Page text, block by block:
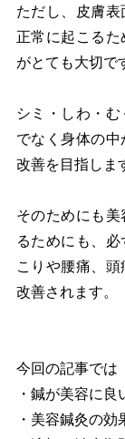
ただし、皮膚
正常に起こる
がとても大切で
シミ・しわ・
でなく身体の
改善を目指しま
そのためにも
るためにも、
こりや腰痛、
改善されます。
今回の記事では
・鍼が美容に良
・美容鍼灸の効